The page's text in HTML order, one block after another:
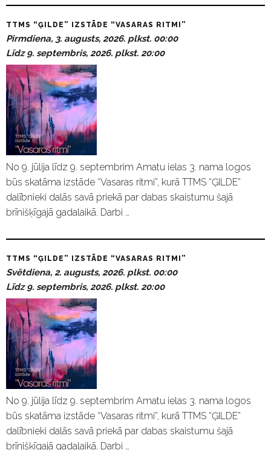
TTMS “ĢILDE” IZSTĀDE “VASARAS RITMI”
Pirmdiena, 3. augusts, 2026. plkst. 00:00
Līdz 9. septembris, 2026. plkst. 20:00
No 9. jūlija līdz 9. septembrim Amatu ielas 3. nama logos
būs skatāma izstāde “Vasaras ritmi”, kurā TTMS “ĢILDE”
dalībnieki dalās savā priekā par dabas skaistumu šajā
brīnišķīgajā gadalaikā. Darbi …
TTMS “ĢILDE” IZSTĀDE “VASARAS RITMI”
Svētdiena, 2. augusts, 2026. plkst. 00:00
Līdz 9. septembris, 2026. plkst. 20:00
No 9. jūlija līdz 9. septembrim Amatu ielas 3. nama logos
būs skatāma izstāde “Vasaras ritmi”, kurā TTMS “ĢILDE”
dalībnieki dalās savā priekā par dabas skaistumu šajā
brīnišķīgajā gadalaikā. Darbi …